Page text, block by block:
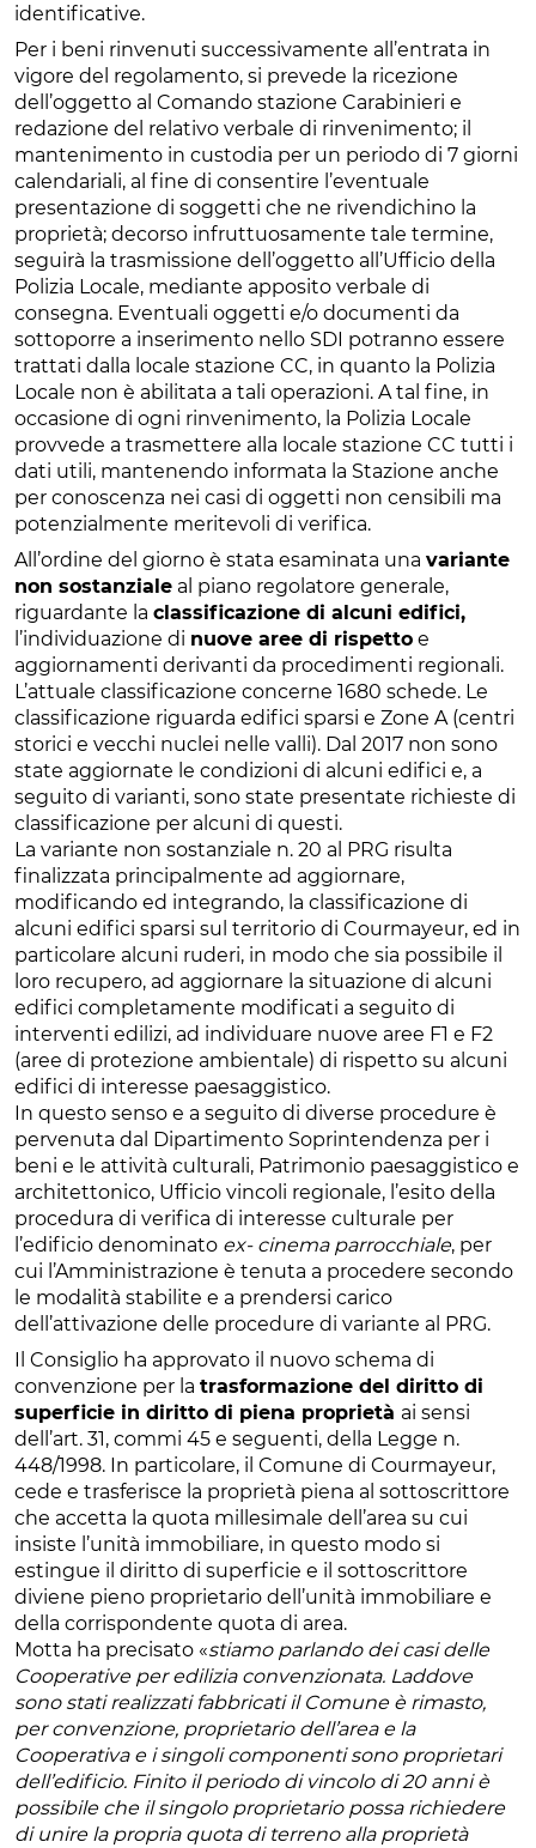
identificative.
Per i beni rinvenuti successivamente all’entrata in
vigore del regolamento, si prevede la ricezione
dell’oggetto al Comando stazione Carabinieri e
redazione del relativo verbale di rinvenimento; il
mantenimento in custodia per un periodo di 7 giorni
calendariali, al fine di consentire l’eventuale
presentazione di soggetti che ne rivendichino la
proprietà; decorso infruttuosamente tale termine,
seguirà la trasmissione dell’oggetto all’Ufficio della
Polizia Locale, mediante apposito verbale di
consegna. Eventuali oggetti e/o documenti da
sottoporre a inserimento nello SDI potranno essere
trattati dalla locale stazione CC, in quanto la Polizia
Locale non è abilitata a tali operazioni. A tal fine, in
occasione di ogni rinvenimento, la Polizia Locale
provvede a trasmettere alla locale stazione CC tutti i
dati utili, mantenendo informata la Stazione anche
per conoscenza nei casi di oggetti non censibili ma
potenzialmente meritevoli di verifica.
All’ordine del giorno è stata esaminata una variante
non sostanziale al piano regolatore generale,
riguardante la classificazione di alcuni edifici,
l’individuazione di nuove aree di rispetto e
aggiornamenti derivanti da procedimenti regionali.
L’attuale classificazione concerne 1680 schede. Le
classificazione riguarda edifici sparsi e Zone A (centri
storici e vecchi nuclei nelle valli). Dal 2017 non sono
state aggiornate le condizioni di alcuni edifici e, a
seguito di varianti, sono state presentate richieste di
classificazione per alcuni di questi.
La variante non sostanziale n. 20 al PRG risulta
finalizzata principalmente ad aggiornare,
modificando ed integrando, la classificazione di
alcuni edifici sparsi sul territorio di Courmayeur, ed in
particolare alcuni ruderi, in modo che sia possibile il
loro recupero, ad aggiornare la situazione di alcuni
edifici completamente modificati a seguito di
interventi edilizi, ad individuare nuove aree F1 e F2
(aree di protezione ambientale) di rispetto su alcuni
edifici di interesse paesaggistico.
In questo senso e a seguito di diverse procedure è
pervenuta dal Dipartimento Soprintendenza per i
beni e le attività culturali, Patrimonio paesaggistico e
architettonico, Ufficio vincoli regionale, l’esito della
procedura di verifica di interesse culturale per
l’edificio denominato ex- cinema parrocchiale, per
cui l’Amministrazione è tenuta a procedere secondo
le modalità stabilite e a prendersi carico
dell’attivazione delle procedure di variante al PRG.
Il Consiglio ha approvato il nuovo schema di
convenzione per la trasformazione del diritto di
superficie in diritto di piena proprietà ai sensi
dell’art. 31, commi 45 e seguenti, della Legge n.
448/1998. In particolare, il Comune di Courmayeur,
cede e trasferisce la proprietà piena al sottoscrittore
che accetta la quota millesimale dell’area su cui
insiste l’unità immobiliare, in questo modo si
estingue il diritto di superficie e il sottoscrittore
diviene pieno proprietario dell’unità immobiliare e
della corrispondente quota di area.
Motta ha precisato «stiamo parlando dei casi delle
Cooperative per edilizia convenzionata. Laddove
sono stati realizzati fabbricati il Comune è rimasto,
per convenzione, proprietario dell’area e la
Cooperativa e i singoli componenti sono proprietari
dell’edificio. Finito il periodo di vincolo di 20 anni è
possibile che il singolo proprietario possa richiedere
di unire la propria quota di terreno alla proprietà